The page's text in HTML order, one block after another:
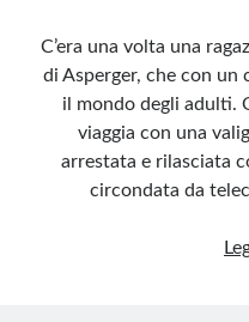
Questo blog non rappresenta una
sensi della legge n· 62 del 7.03.2001.
pubblicato dai lettori nei commenti ai
ritenuti offensivi o lesivi
razzisti o che contengano dati
privacy. Alcune immagini inserite in
immediatamente rimosse. L’autore
C’era una volta una
di Asperger, che con un
il mondo degli adulti.
viaggia con una
arrestata e rilasciata
circondata da